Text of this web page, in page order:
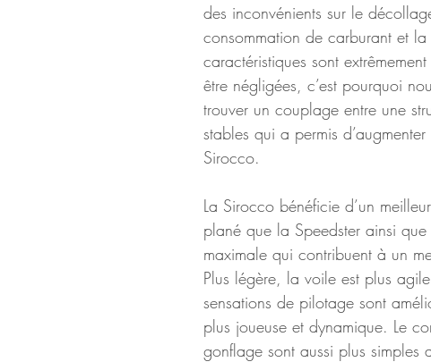
des inconvénients sur le
consommation de carburant et
caractéristiques sont
être négligées, c’est pourquoi
trouver un couplage entre une
stables qui a permis
Sirocco.
La Sirocco bénéficie d’un
plané que la Speedster ainsi que
maximale qui contribuent à un
Plus légère, la voile est plus
sensations de pilotage sont
plus joueuse et dynamique. Le
gonflage sont aussi plus